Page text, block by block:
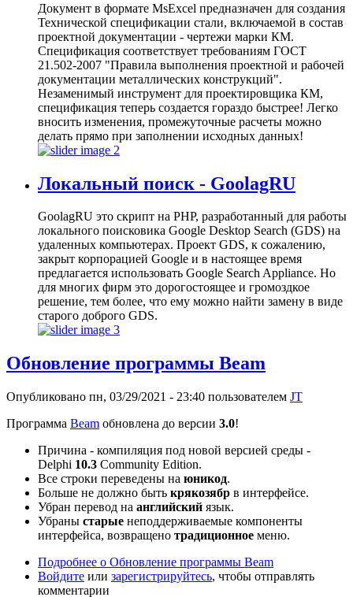
Документ в формате MsExcel предназначен для создания
Технической спецификации стали, включаемой в состав
проектной документации - чертежи марки КМ.
Спецификация соответствует требованиям ГОСТ
21.502-2007 "Правила выполнения проектной и рабочей
документации металлических конструкций".
Незаменимый инструмент для проектировщика КМ,
спецификация теперь создается гораздо быстрее! Легко
вносить изменения, промежуточные расчеты можно
делать прямо при заполнении исходных данных!
Локальный поиск - GoolagRU
GoolagRU это скрипт на PHP, разработанный для работы
локального поисковика Google Desktop Search (GDS) на
удаленных компьютерах. Проект GDS, к сожалению,
закрыт корпорацией Google и в настоящее время
предлагается использовать Google Search Appliance. Но
для многих фирм это дорогостоящее и громоздкое
решение, тем более, что ему можно найти замену в виде
старого доброго GDS.
Обновление программы Beam
Опубликовано пн, 03/29/2021 - 23:40 пользователем JT
Программа Beam обновлена до версии 3.0!
Причина - компиляция под новой версией среды -
Delphi 10.3 Community Edition.
Все строки переведены на юникод.
Больше не должно быть крякозябр в интерфейсе.
Убран перевод на английский язык.
Убраны старые неподдерживаемые компоненты
интерфейса, возвращено традиционное меню.
Подробнее о Обновление программы Beam
Войдите или зарегистрируйтесь, чтобы отправлять
комментарии